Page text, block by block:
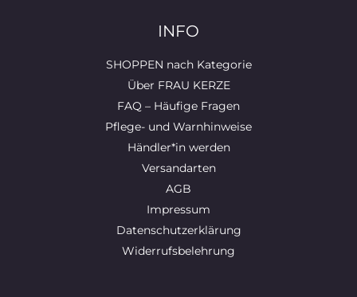
INFO
SHOPPEN nach Kategorie
Über FRAU KERZE
FAQ – Häufige Fragen
Pflege- und Warnhinweise
Händler*in werden
Versandarten
AGB
Impressum
Datenschutzerklärung
Widerrufsbelehrung